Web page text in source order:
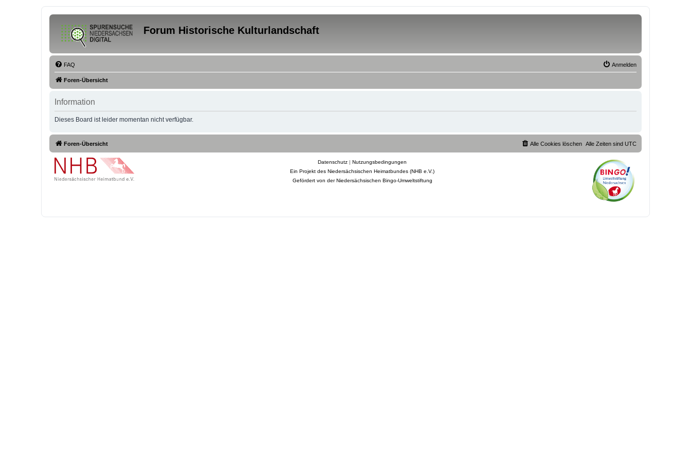
Forum Historische Kulturlandschaft
FAQ Anmelden
Foren-Übersicht
Information
Dieses Board ist leider momentan nicht verfügbar.
Foren-Übersicht Alle Zeiten sind UTC
Alle Cookies löschen
Datenschutz | Nutzungsbedingungen
Ein Projekt des Niedersächsischen Heimatbundes (NHB e.V.)
Gefördert von der Niedersächsischen Bingo-Umweltstiftung